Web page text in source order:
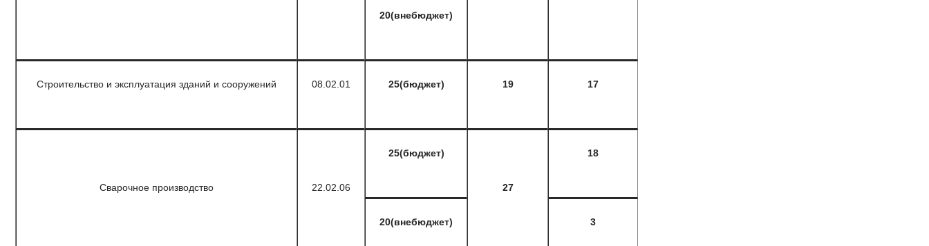
20(внебюджет)
Строительство и эксплуатация зданий и сооружений 08.02.01 25(бюджет) 19 17
Сварочное производство 22.02.06
25(бюджет)
27
18
20(внебюджет) 3